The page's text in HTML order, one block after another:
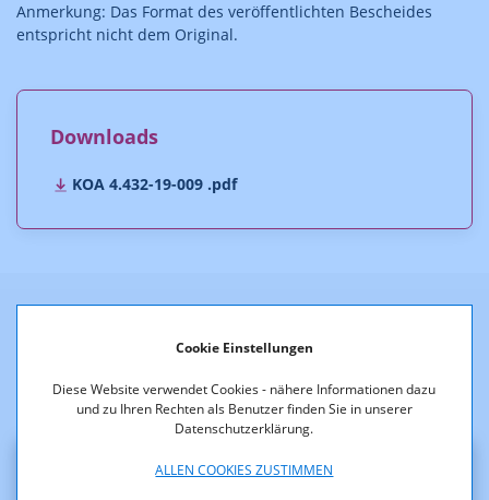
Cookie Einstellungen
Diese Website verwendet Cookies - nähere Informationen dazu
und zu Ihren Rechten als Benutzer finden Sie in unserer
Datenschutzerklärung.
ALLEN COOKIES ZUSTIMMEN
Anmerkung: Das Format des veröffentlichten Bescheides
entspricht nicht dem Original.
Downloads
KOA 4.432-19-009 .pdf
Weitere Entscheidungen